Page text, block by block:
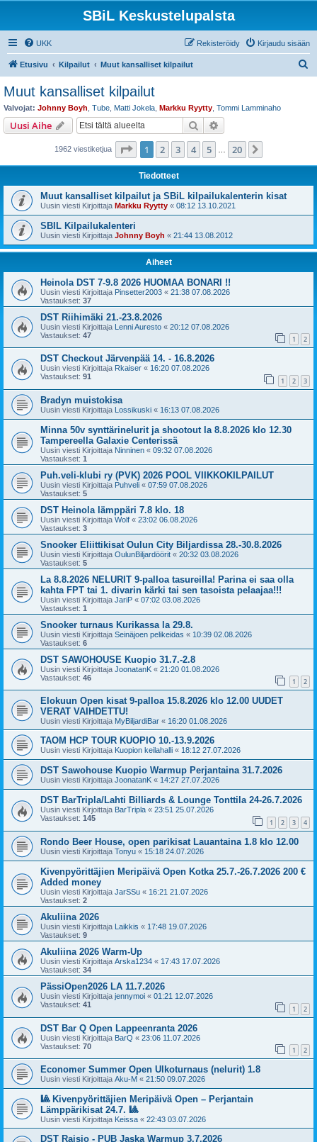
SBiL Keskustelupalsta
UKK Kirjaudu sisään
Rekisteröidy
Etusivu Kilpailut Muut kansalliset kilpailut
Muut kansalliset kilpailut
Valvojat: Johnny Boyh Tube Matti Jokela Markku Ryytty Tommi Lamminaho
Uusi Aihe Etsi
1962 viestiketjua Sivu /20
1 2 3 4 5 20
Tiedotteet
Muut kansalliset kilpailut ja SBiL kilpailukalenterin kisat
Uusin viesti Kirjoittaja Markku Ryytty « 08:12 13.10.2021
SBIL Kilpailukalenteri
Uusin viesti Kirjoittaja Johnny Boyh « 21:44 13.08.2012
Aiheet
Heinola DST 7-9.8 2026 HUOMAA BONARI !!
Uusin viesti Kirjoittaja Pinsetter2003 « 21:38 07.08.2026
Vastaukset: 37
DST Riihimäki 21.-23.8.2026
Uusin viesti Kirjoittaja Lenni Auresto « 20:12 07.08.2026
Vastaukset: 47 1 2
DST Checkout Järvenpää 14. - 16.8.2026
Uusin viesti Kirjoittaja Rkaiser « 16:20 07.08.2026
Vastaukset: 91 1 2 3
Bradyn muistokisa
Uusin viesti Kirjoittaja Lossikuski « 16:13 07.08.2026
Minna 50v synttärinelurit ja shootout la 8.8.2026 klo 12.30
Tampereella Galaxie Centerissä
Uusin viesti Kirjoittaja Ninninen « 09:32 07.08.2026
Vastaukset: 1
Puh.veli-klubi ry (PVK) 2026 POOL VIIKKOKILPAILUT
Uusin viesti Kirjoittaja Puhveli « 07:59 07.08.2026
Vastaukset: 5
DST Heinola lämppäri 7.8 klo. 18
Uusin viesti Kirjoittaja Wolf « 23:02 06.08.2026
Vastaukset: 3
Snooker Eliittikisat Oulun City Biljardissa 28.-30.8.2026
Uusin viesti Kirjoittaja OulunBiljardöörit « 20:32 03.08.2026
Vastaukset: 5
La 8.8.2026 NELURIT 9-palloa tasureilla! Parina ei saa olla
kahta FPT tai 1. divarin kärki tai sen tasoista pelaajaa!!!
Uusin viesti Kirjoittaja JariP « 07:02 03.08.2026
Vastaukset: 1
Snooker turnaus Kurikassa la 29.8.
Uusin viesti Kirjoittaja Seinäjoen pelikeidas « 10:39 02.08.2026
Vastaukset: 6
DST SAWOHOUSE Kuopio 31.7.-2.8
Uusin viesti Kirjoittaja JoonatanK « 21:20 01.08.2026
Vastaukset: 46 1 2
Elokuun Open kisat 9-palloa 15.8.2026 klo 12.00 UUDET
VERAT VAIHDETTU!
Uusin viesti Kirjoittaja MyBiljardiBar « 16:20 01.08.2026
TAOM HCP TOUR KUOPIO 10.-13.9.2026
Uusin viesti Kirjoittaja Kuopion keilahalli « 18:12 27.07.2026
DST Sawohouse Kuopio Warmup Perjantaina 31.7.2026
Uusin viesti Kirjoittaja JoonatanK « 14:27 27.07.2026
DST BarTripla/Lahti Billiards & Lounge Tonttila 24-26.7.2026
Uusin viesti Kirjoittaja BarTripla « 23:51 25.07.2026
Vastaukset: 145 1 2 3 4
Rondo Beer House, open parikisat Lauantaina 1.8 klo 12.00
Uusin viesti Kirjoittaja Tonyu « 15:18 24.07.2026
Kivenpyörittäjien Meripäivä Open Kotka 25.7.-26.7.2026 200 €
Added money
Uusin viesti Kirjoittaja JarSSu « 16:21 21.07.2026
Vastaukset: 2
Akuliina 2026
Uusin viesti Kirjoittaja Laikkis « 17:48 19.07.2026
Vastaukset: 9
Akuliina 2026 Warm-Up
Uusin viesti Kirjoittaja Arska1234 « 17:43 17.07.2026
Vastaukset: 34
PässiOpen2026 LA 11.7.2026
Uusin viesti Kirjoittaja jennymoi « 01:21 12.07.2026
Vastaukset: 41 1 2
DST Bar Q Open Lappeenranta 2026
Uusin viesti Kirjoittaja BarQ « 23:06 11.07.2026
Vastaukset: 70 1 2
Economer Summer Open Ulkoturnaus (nelurit) 1.8
Uusin viesti Kirjoittaja Aku-M « 21:50 09.07.2026
🎱 Kivenpyörittäjien Meripäivä Open – Perjantain
Lämppärikisat 24.7. 🎱
Uusin viesti Kirjoittaja Keissa « 22:43 03.07.2026
DST Raisio - PUB Jaska Warmup 3.7.2026